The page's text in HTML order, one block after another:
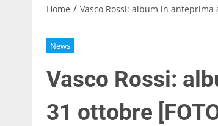
Home / Vasco Rossi: album in
News
Vasco Rossi:
31 ottobre